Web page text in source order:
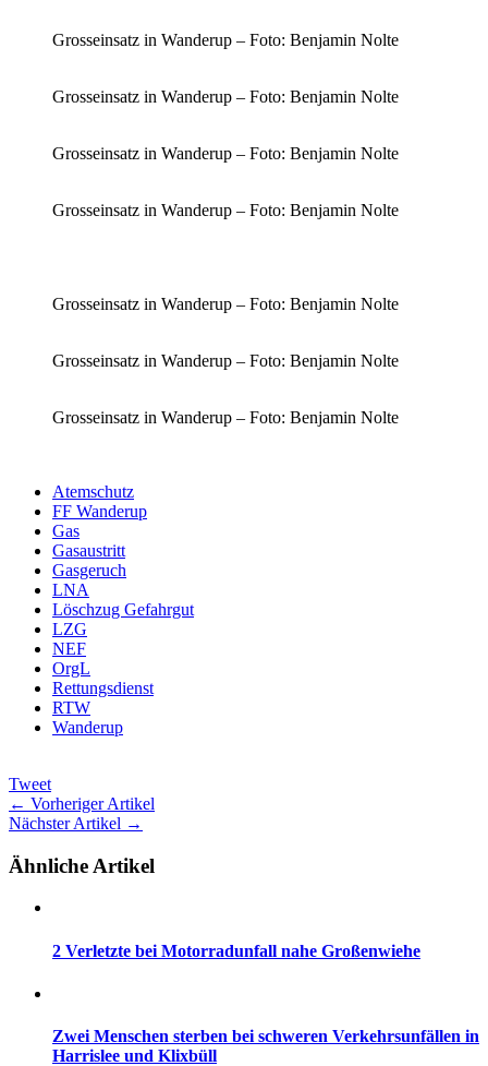
Grosseinsatz in Wanderup – Foto: Benjamin Nolte
Grosseinsatz in Wanderup – Foto: Benjamin Nolte
Grosseinsatz in Wanderup – Foto: Benjamin Nolte
Grosseinsatz in Wanderup – Foto: Benjamin Nolte
Grosseinsatz in Wanderup – Foto: Benjamin Nolte
Grosseinsatz in Wanderup – Foto: Benjamin Nolte
Grosseinsatz in Wanderup – Foto: Benjamin Nolte
Atemschutz
FF Wanderup
Gas
Gasaustritt
Gasgeruch
LNA
Löschzug Gefahrgut
LZG
NEF
OrgL
Rettungsdienst
RTW
Wanderup
Tweet
← Vorheriger Artikel
Nächster Artikel →
Ähnliche Artikel
2 Verletzte bei Motorradunfall nahe Großenwiehe
Zwei Menschen sterben bei schweren Verkehrsunfällen in
Harrislee und Klixbüll